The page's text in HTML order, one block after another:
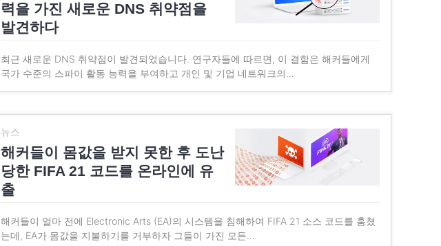
력을 가진 새로운 DNS 취약점을
발견하다
최근 새로운 DNS 취약점이 발견되었습니다. 연구자들에 따르면, 이 결함은 해커들에게
국가 수준의 스파이 활동 능력을 부여하고 개인 및 기업 네트워크의…
뉴스
해커들이 몸값을 받지 못한 후 도난
당한 FIFA 21 코드를 온라인에 유
출
해커들이 얼마 전에 Electronic Arts (EA)의 시스템을 침해하여 FIFA 21 소스 코드를 훔쳤
는데, EA가 몸값을 지불하기를 거부하자 그들이 가진 모든…